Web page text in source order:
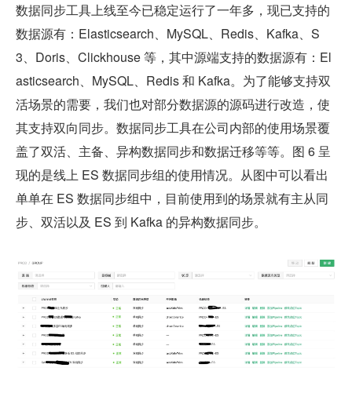
数据同步工具上线至今已稳定运行了一年多，现已支持的
数据源有：Elasticsearch、MySQL、Redis、Kafka、S
3、Doris、Clickhouse 等，其中源端支持的数据源有：El
asticsearch、MySQL、Redis 和 Kafka。为了能够支持双
活场景的需要，我们也对部分数据源的源码进行改造，使
其支持双向同步。数据同步工具在公司内部的使用场景覆
盖了双活、主备、异构数据同步和数据迁移等等。图 6 呈
现的是线上 ES 数据同步组的使用情况。从图中可以看出
单单在 ES 数据同步组中，目前使用到的场景就有主从同
步、双活以及 ES 到 Kafka 的异构数据同步。